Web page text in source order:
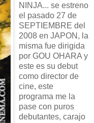
NINJA... se estreno
el pasado 27 de
SEPTIEMBRE del
2008 en JAPON, la
misma fue dirigida
por GOU OHARA y
este es su debut
como director de
cine, este
programa me la
pase con puros
debutantes, carajo